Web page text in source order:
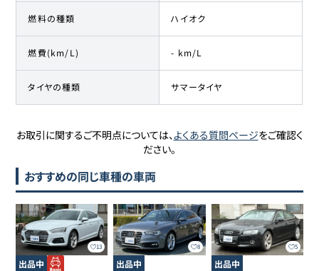
燃料の種類 ハイオク
燃費(km/L) - km/L
タイヤの種類 サマータイヤ
お取引に関するご不明点については、よくある質問ページをご確認く
ださい。
おすすめの同じ車種の車両
13
出品中
8
出品中
5
出品中